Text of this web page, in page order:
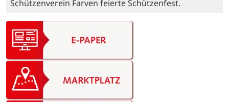
Schützenverein Farven feierte Schützenfest.